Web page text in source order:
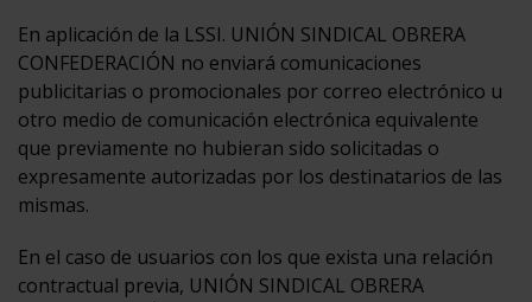
En aplicación de la LSSI. UNIÓN SINDICAL OBRERA
CONFEDERACIÓN no enviará comunicaciones
publicitarias o promocionales por correo electrónico u
otro medio de comunicación electrónica equivalente
que previamente no hubieran sido solicitadas o
expresamente autorizadas por los destinatarios de las
mismas.
En el caso de usuarios con los que exista una relación
contractual previa, UNIÓN SINDICAL OBRERA